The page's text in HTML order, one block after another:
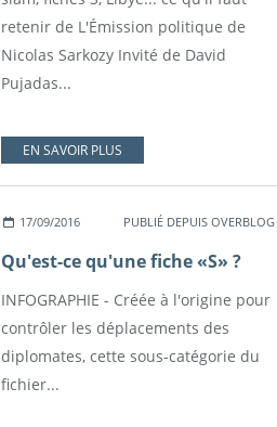
retenir de L'Émission politique de
Nicolas Sarkozy Invité de David
Pujadas...
EN SAVOIR PLUS
17/09/2016 PUBLIÉ DEPUIS OVERBLOG
Qu'est-ce qu'une fiche «S» ?
INFOGRAPHIE - Créée à l'origine pour
contrôler les déplacements des
diplomates, cette sous-catégorie du
fichier...